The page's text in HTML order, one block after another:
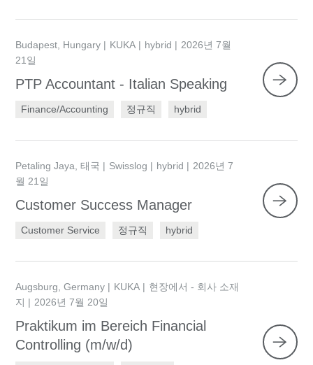
Budapest, Hungary KUKA hybrid
2026년 7월
21일
PTP Accountant - Italian Speaking
Finance/Accounting 정규직 hybrid
Petaling Jaya, 태국 Swisslog hybrid
2026년 7
월 21일
Customer Success Manager
Customer Service 정규직 hybrid
Augsburg, Germany KUKA
현장에서 - 회사 소재
지
2026년 7월 20일
Praktikum im Bereich Financial
Controlling (m/w/d)